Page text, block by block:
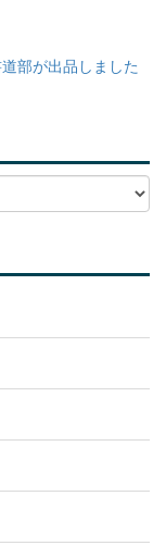
部が出品しました